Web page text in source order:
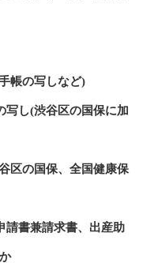
帳の写しなど)
写し(渋谷区の国保に加
区の国保、全国健康保
請書兼請求書、出産助